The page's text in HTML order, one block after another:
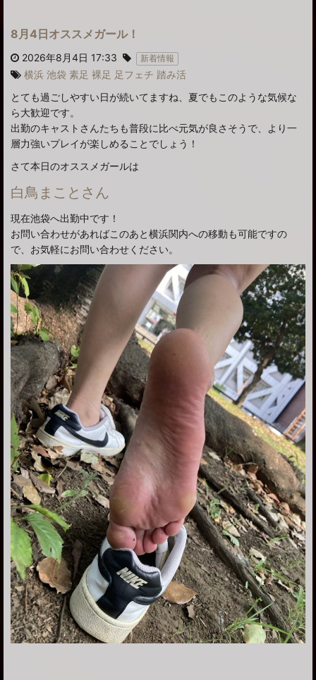
8月4日オススメガール！
2026年8月4日 17:33 新着情報
横浜 池袋 素足 裸足 足フェチ 踏み活
とても過ごしやすい日が続いてますね、夏でもこのような気候な
ら大歓迎です。
出勤のキャストさんたちも普段に比べ元気が良さそうで、より一
層力強いプレイが楽しめることでしょう！
さて本日のオススメガールは
白鳥まことさん
現在池袋へ出勤中です！
お問い合わせがあればこのあと横浜関内への移動も可能ですの
で、お気軽にお問い合わせください。